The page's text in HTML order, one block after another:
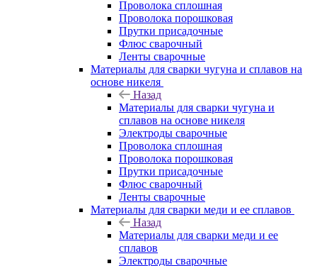
Проволока сплошная
Проволока порошковая
Прутки присадочные
Флюс сварочный
Ленты сварочные
Материалы для сварки чугуна и сплавов на
основе никеля
Назад
Материалы для сварки чугуна и
сплавов на основе никеля
Электроды сварочные
Проволока сплошная
Проволока порошковая
Прутки присадочные
Флюс сварочный
Ленты сварочные
Материалы для сварки меди и ее сплавов
Назад
Материалы для сварки меди и ее
сплавов
Электроды сварочные